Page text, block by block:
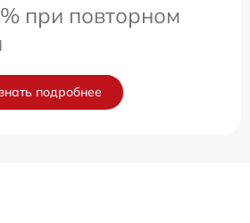
при повторном
подробнее